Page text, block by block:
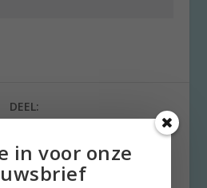
DEEL:
in voor onze